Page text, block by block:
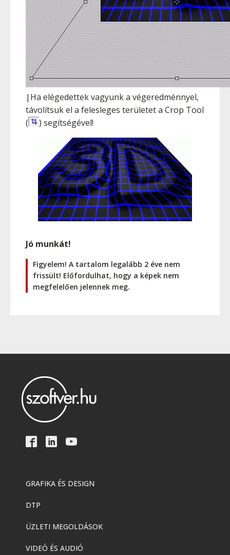
|Ha elégedettek vagyunk a végeredménnyel,
távolítsuk el a felesleges területet a Crop Tool
(
) segítségével!
Jó munkát!
Figyelem! A tartalom legalább 2 éve nem
frissült! Előfordulhat, hogy a képek nem
megfelelően jelennek meg.
GRAFIKA ÉS DESIGN
DTP
ÜZLETI MEGOLDÁSOK
VIDEÓ ÉS AUDIÓ